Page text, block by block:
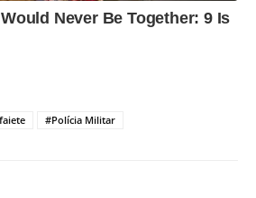
#Polícia Militar